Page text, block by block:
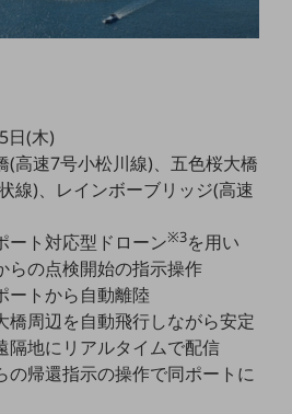
ご紹介
日(木)
(高速7号小松川線)、五色桜大橋
線)、レインボーブリッジ(高速
ト対応型ドローン※3を用い
らの点検開始の指示操作
トから自動離陸
周辺を自動飛行しながら安定
隔地にリアルタイムで配信
帰還指示の操作で同ポートに